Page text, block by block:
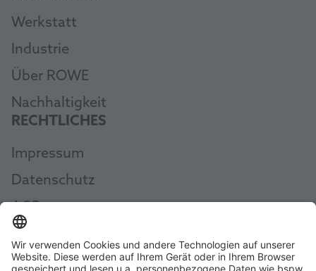
Werkstatt
Industrie
Über ROWE
Nachhaltigkeit
RECHTLICHES
Impressum
Datenschutz
AGB
Widerruf erklären
AEB